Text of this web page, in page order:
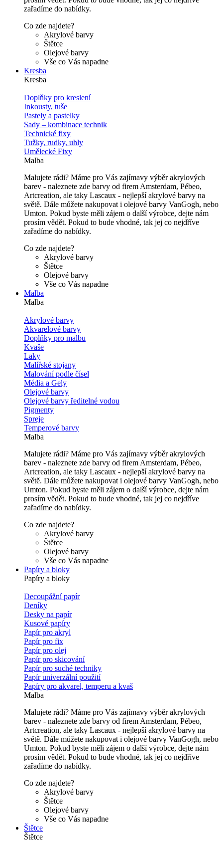
zařadíme do nabídky.
Co zde najdete?
Akrylové barvy
Štětce
Olejové barvy
Vše co Vás napadne
Kresba
Kresba
Doplňky pro kreslení
Inkousty, tuše
Pastely a pastelky
Sady – kombinace technik
Technické fixy
Tužky, rudky, uhly
Umělecké Fixy
Malba
Malujete rádi? Máme pro Vás zajímavy výběr akrylových
barev - naleznete zde barvy od firem Amsterdam, Pébeo,
Artcreation, ale taky Lascaux - nejlepší akrylové barvy na
světě. Dále můžete nakupovat i olejové barvy VanGogh, nebo
Umton. Pokud byste měli zájem o další výrobce, dejte nám
prosím vědět. Pokud to bude vhodné, tak jej co nejdříve
zařadíme do nabídky.
Co zde najdete?
Akrylové barvy
Štětce
Olejové barvy
Vše co Vás napadne
Malba
Malba
Akrylové barvy
Akvarelové barvy
Doplňky pro malbu
Kvaše
Laky
Malířské stojany
Malování podle čísel
Média a Gely
Olejové barvy
Olejové barvy ředitelné vodou
Pigmenty
Spreje
Temperové barvy
Malba
Malujete rádi? Máme pro Vás zajímavy výběr akrylových
barev - naleznete zde barvy od firem Amsterdam, Pébeo,
Artcreation, ale taky Lascaux - nejlepší akrylové barvy na
světě. Dále můžete nakupovat i olejové barvy VanGogh, nebo
Umton. Pokud byste měli zájem o další výrobce, dejte nám
prosím vědět. Pokud to bude vhodné, tak jej co nejdříve
zařadíme do nabídky.
Co zde najdete?
Akrylové barvy
Štětce
Olejové barvy
Vše co Vás napadne
Papíry a bloky
Papíry a bloky
Decoupážní papír
Deníky
Desky na papír
Kusové papíry
Papír pro akryl
Papír pro fix
Papír pro olej
Papír pro skicování
Papír pro suché techniky
Papír univerzální použití
Papíry pro akvarel, temperu a kvaš
Malba
Malujete rádi? Máme pro Vás zajímavy výběr akrylových
barev - naleznete zde barvy od firem Amsterdam, Pébeo,
Artcreation, ale taky Lascaux - nejlepší akrylové barvy na
světě. Dále můžete nakupovat i olejové barvy VanGogh, nebo
Umton. Pokud byste měli zájem o další výrobce, dejte nám
prosím vědět. Pokud to bude vhodné, tak jej co nejdříve
zařadíme do nabídky.
Co zde najdete?
Akrylové barvy
Štětce
Olejové barvy
Vše co Vás napadne
Štětce
Štětce